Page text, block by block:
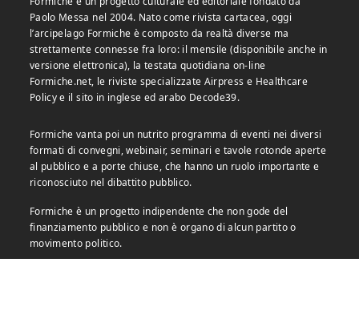
Paolo Messa nel 2004. Nato come rivista cartacea, oggi
l’arcipelago Formiche è composto da realtà diverse ma
strettamente connesse fra loro: il mensile (disponibile anche in
versione elettronica), la testata quotidiana on-line
Formiche.net, le riviste specializzate Airpress e Healthcare
Policy e il sito in inglese ed arabo Decode39.
Formiche vanta poi un nutrito programma di eventi nei diversi
formati di convegni, webinair, seminari e tavole rotonde aperte
al pubblico e a porte chiuse, che hanno un ruolo importante e
riconosciuto nel dibattito pubblico.
Formiche è un progetto indipendente che non gode del
finanziamento pubblico e non è organo di alcun partito o
movimento politico.